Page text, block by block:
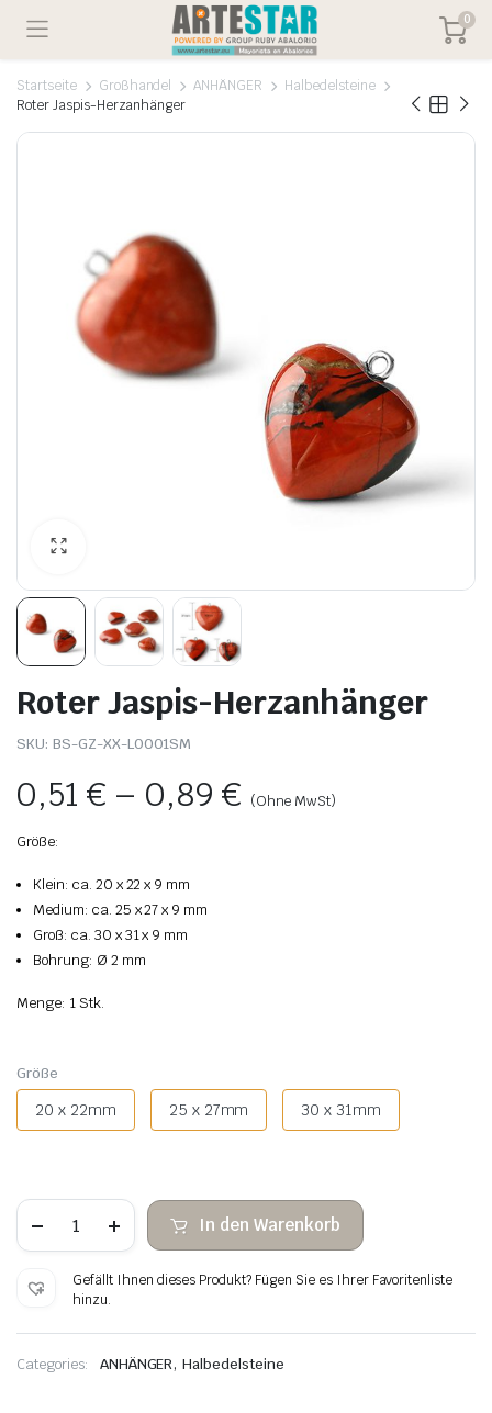
0
Startseite Großhandel ANHÄNGER
Halbedelsteine
Roter Jaspis-Herzanhänger
Roter Jaspis-Herzanhänger
SKU: BS-GZ-XX-L0001SM
0,51€ – 0,89€ (Ohne MwSt)
Größe:
Klein: ca. 20 x 22 x 9 mm
Medium: ca. 25 x 27 x 9 mm
Groß: ca. 30 x 31 x 9 mm
Bohrung: Ø 2 mm
Menge: 1 Stk.
Größe
20 x 22mm 25 x 27mm 30 x 31mm
Jaspis-
Herzanhänger
In den Warenkorb
Gefällt Ihnen dieses Produkt? Fügen Sie es Ihrer Favoritenliste
hinzu.
Categories: ANHÄNGER,Halbedelsteine